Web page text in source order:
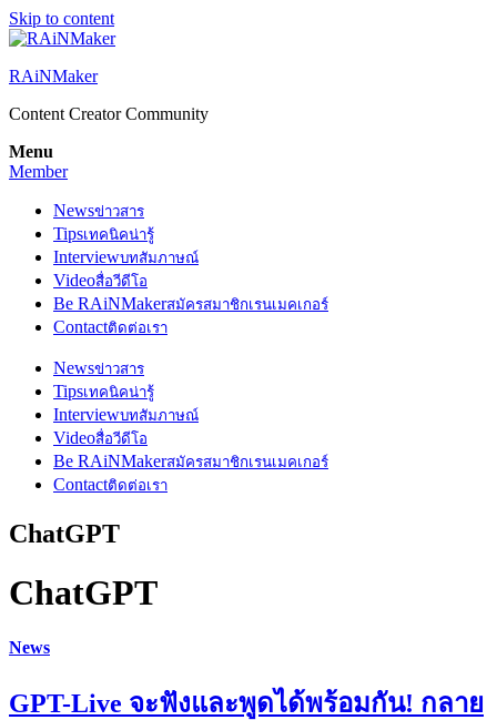
Skip to content
RAiNMaker
Content Creator Community
Menu
Member
Newsข่าวสาร
Tipsเทคนิคน่ารู้
Interviewบทสัมภาษณ์
Videoสื่อวีดีโอ
Be RAiNMakerสมัครสมาชิกเรนเมคเกอร์
Contactติดต่อเรา
Newsข่าวสาร
Tipsเทคนิคน่ารู้
Interviewบทสัมภาษณ์
Videoสื่อวีดีโอ
Be RAiNMakerสมัครสมาชิกเรนเมคเกอร์
Contactติดต่อเรา
ChatGPT
ChatGPT
News
GPT-Live จะฟังและพูดได้พร้อมกัน! กลาย